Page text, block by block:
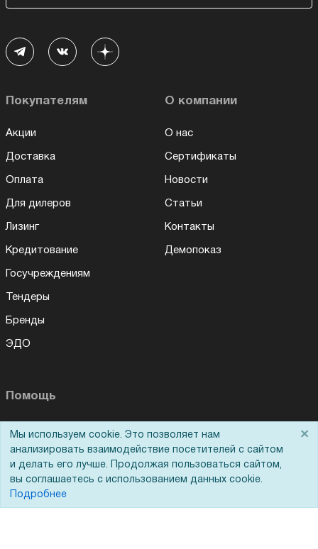
Покупателям
Акции
Доставка
Оплата
Для дилеров
Лизинг
Кредитование
Госучреждениям
Тендеры
Бренды
ЭДО
О компании
О нас
Сертификаты
Новости
Статьи
Контакты
Демопоказ
Помощь
Вопрос-ответ
Реквизиты
Гарантии и возврат
Сервисный центр
Мы используем cookie. Это позволяет нам
анализировать взаимодействие посетителей с сайтом
и делать его лучше. Продолжая пользоваться сайтом,
вы соглашаетесь с использованием данных cookie.
Подробнее
×